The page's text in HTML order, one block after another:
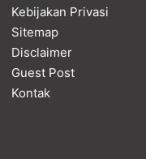
Kebijakan Privasi
Sitemap
Disclaimer
Guest Post
Kontak